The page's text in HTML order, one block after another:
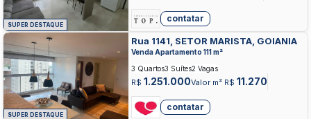
SUPER DESTAQUE
contatar
SUPER DESTAQUE
Rua 1141, SETOR MARISTA, GOIANIA
Venda Apartamento 111 m²
R$ 1.251.000Valor m² R$ 11.270
3 Quartos3 Suítes2 Vagas
contatar